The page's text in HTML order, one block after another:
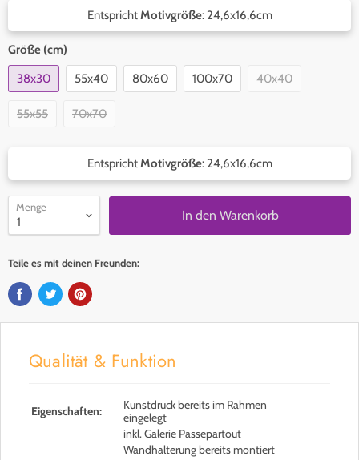
EntsprichtMotivgröße: 24,6x16,6cm
Größe (cm)
38x30
55x40 80x60 100x70 40x40
55x55 70x70
EntsprichtMotivgröße: 24,6x16,6cm
Menge
In den Warenkorb
Teile es mit deinen Freunden:
Qualität & Funktion
Eigenschaften:
Kunstdruck bereits im Rahmen
eingelegt
inkl. Galerie Passepartout
Wandhalterung bereits montiert